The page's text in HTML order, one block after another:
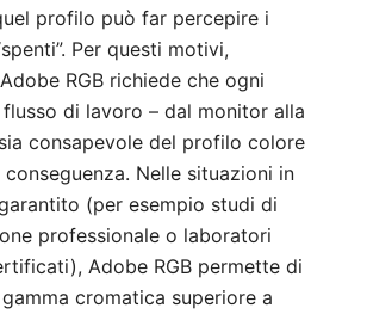
profilo può far percepire i
Per questi motivi,
RGB richiede che ogni
di lavoro – dal monitor alla
consapevole del profilo colore
Nelle situazioni in
(per esempio studi di
professionale o laboratori
Adobe RGB permette di
cromatica superiore a